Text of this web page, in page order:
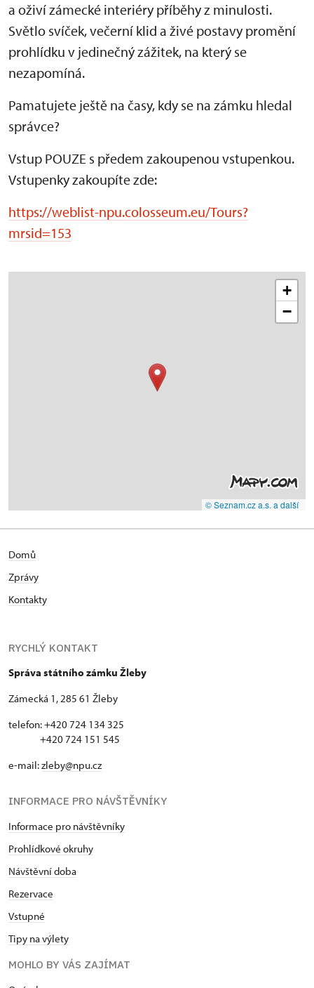
a oživí zámecké interiéry příběhy z minulosti.
Světlo svíček, večerní klid a živé postavy promění
prohlídku v jedinečný zážitek, na který se
nezapomíná.
Pamatujete ještě na časy, kdy se na zámku hledal
správce?
Vstup POUZE s předem zakoupenou vstupenkou.
Vstupenky zakoupíte zde:
https://weblist-npu.colosseum.eu/Tours?
mrsid=153
+
−
© Seznam.cz a.s. a další
Domů
Zprávy
Kontakty
RYCHLÝ KONTAKT
Správa státního zámku Žleby
Zámecká 1, 285 61 Žleby
telefon: +420 724 134 325
+420 724 151 545
e-mail:zleby@npu.cz
INFORMACE PRO NÁVŠTĚVNÍKY
Informace pro návštěvníky
Prohlídkové okruhy
Návštěvní doba
Rezervace
Vstupné
Tipy na výlety
MOHLO BY VÁS ZAJÍMAT